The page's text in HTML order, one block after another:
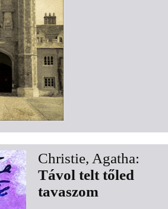
Christie, Agatha:
Távol telt tőled
tavaszom